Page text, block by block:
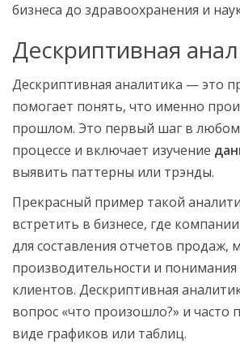
бизнеса до здравоохранения и
Дескриптивная
Дескриптивная аналитика — это
помогает понять, что именно
прошлом. Это первый шаг в любом
процессе и включает изучение
выявить паттерны или трэнды.
Прекрасный пример такой
встретить в бизнесе, где
для составления отчетов продаж,
производительности и
клиентов. Дескриптивная
вопрос «что произошло?» и часто
виде графиков или таблиц.